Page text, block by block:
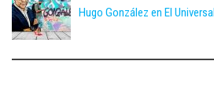
Hugo González en El Universal